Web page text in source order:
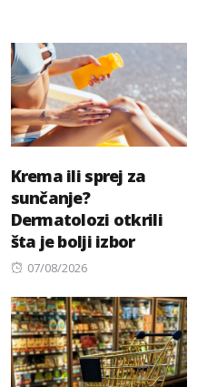
Krema ili sprej za
sunčanje?
Dermatolozi otkrili
šta je bolji izbor
Posted
07/08/2026